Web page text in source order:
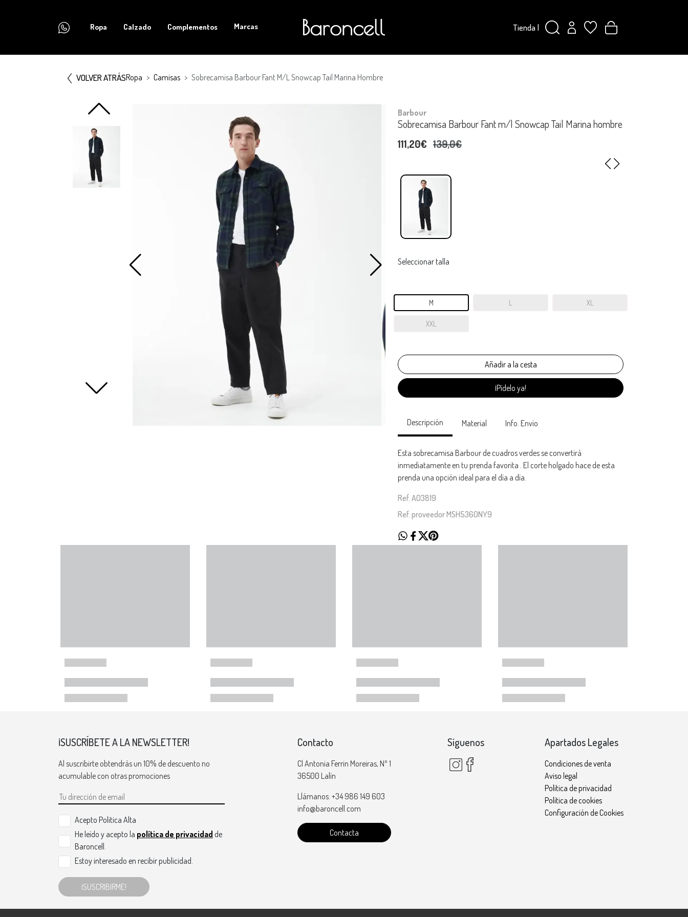
Ropa Calzado Complementos Marcas Tienda|
VOLVER ATRÁSRopa Camisas Sobrecamisa Barbour Fant M/l Snowcap Tail Marina Hombre
Barbour
Sobrecamisa Barbour Fant m/l Snowcap Tail Marina hombre
111,20€ 139,0€
Seleccionar talla
M L XL
XXL
¡Pídelo ya!
Descripción Material Info. Envío
Esta sobrecamisa Barbour de cuadros verdes se convertirá
inmediatamente en tu prenda favorita . El corte holgado hace de esta
prenda una opción ideal para el día a día.
Ref. A03819
Ref. proveedor MSH5360NY9
¡SUSCRÍBETE A LA NEWSLETTER!
Al suscribirte obtendrás un 10% de descuento no
acumulable con otras promociones
Acepto Politica Alta
He leído y acepto la política de privacidad de
Baroncell.
Estoy interesado en recibir publicidad.
¡SUSCRIBIRME!
Contacto
Cl Antonia Ferrin Moreiras, Nº 1
36500 Lalín
Llámanos: +34 986 149 603
info@baroncell.com
Contacta
Síguenos Apartados Legales
Condiciones de venta
Aviso legal
Política de privacidad
Política de cookies
Configuración de Cookies